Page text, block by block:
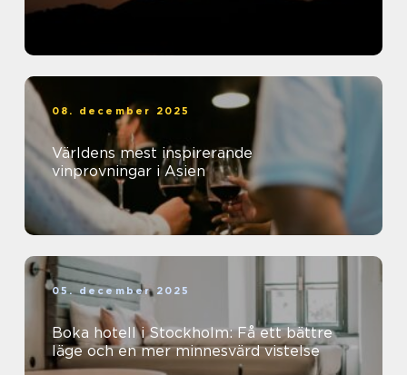
08. december 2025
Världens mest inspirerande
vinprovningar i Asien
05. december 2025
Boka hotell i Stockholm: Få ett bättre
läge och en mer minnesvärd vistelse